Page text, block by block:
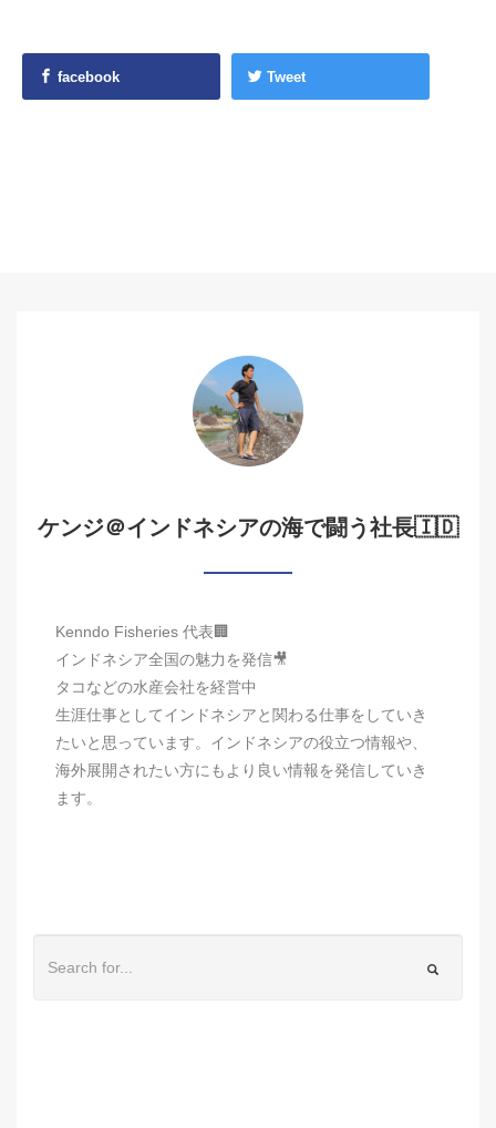
facebook Tweet
ケンジ＠インドネシアの海で闘う社長🇮🇩
Kenndo Fisheries 代表🏢
インドネシア全国の魅力を発信🎥
タコなどの水産会社を経営中
生涯仕事としてインドネシアと関わる仕事をしていき
たいと思っています。インドネシアの役立つ情報や、
海外展開されたい方にもより良い情報を発信していき
ます。